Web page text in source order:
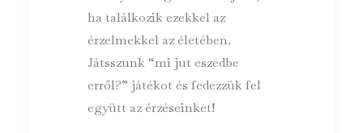
ha találkozik ezekkel az
érzelmekkel az életében.
Játsszunk “mi jut eszedbe
erről?” játékot és fedezzük fel
együtt az érzéseinket!